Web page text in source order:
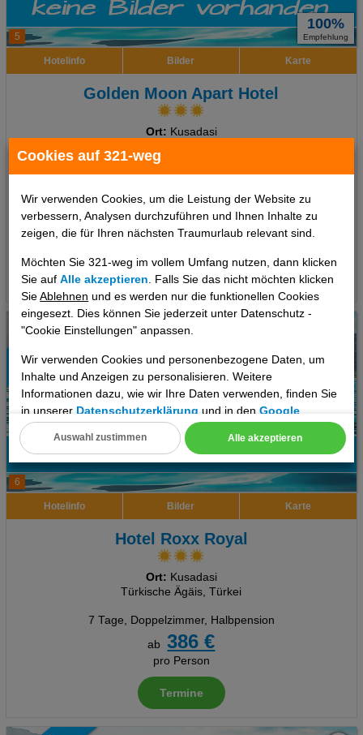
Cookies auf 321-weg
Wir verwenden Cookies, um die Leistung der Website zu
verbessern, Analysen durchzuführen und Ihnen Inhalte zu
zeigen, die für Ihren nächsten Traumurlaub relevant sind.
Möchten Sie 321-weg im vollem Umfang nutzen, dann klicken
Sie aufAlle akzeptieren . Falls Sie das nicht möchten klicken
SieAblehnen und es werden nur die funktionellen Cookies
eingesezt. Dies können Sie jederzeit unter Datenschutz -
"Cookie Einstellungen" anpassen.
Wir verwenden Cookies und personenbezogene Daten, um
Inhalte und Anzeigen zu personalisieren. Weitere
Informationen dazu, wie wir Ihre Daten verwenden, finden Sie
in unsererDatenschutzerklärung und in denGoogle
Datenschutz- und Nutzungsbedingungen
Cookie Einstellungen
Technische Cookies
Analyse
Erweiterte Einstellungen
Alle akzeptieren
Auswahl zustimmen
5
100%
Empfehlung
Hotelinfo Bilder Karte
Golden Moon Apart Hotel
Ort: Kusadasi
7 Tage, Appartement, Ohne Verpflegung
ab 373 €
Termine
6
Hotelinfo Bilder Karte
Hotel Roxx Royal
Ort: Kusadasi
Türkische Ägäis, Türkei
7 Tage, Doppelzimmer, Halbpension
ab
386 €
pro Person
Termine